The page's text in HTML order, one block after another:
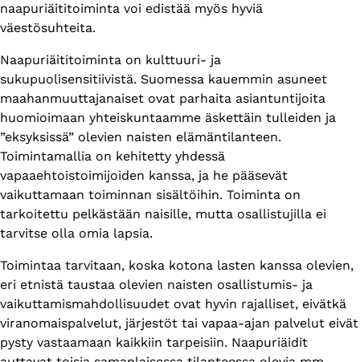
naapuriäititoiminta voi edistää myös hyviä
väestösuhteita.
Naapuriäititoiminta on kulttuuri- ja
sukupuolisensitiivistä. Suomessa kauemmin asuneet
maahanmuuttajanaiset ovat parhaita asiantuntijoita
huomioimaan yhteiskuntaamme äskettäin tulleiden ja
”eksyksissä” olevien naisten elämäntilanteen.
Toimintamallia on kehitetty yhdessä
vapaaehtoistoimijoiden kanssa, ja he pääsevät
vaikuttamaan toiminnan sisältöihin. Toiminta on
tarkoitettu pelkästään naisille, mutta osallistujilla ei
tarvitse olla omia lapsia.
Toimintaa tarvitaan, koska kotona lasten kanssa olevien,
eri etnistä taustaa olevien naisten osallistumis- ja
vaikuttamismahdollisuudet ovat hyvin rajalliset, eivätkä
viranomaispalvelut, järjestöt tai vapaa-ajan palvelut eivät
pysty vastaamaan kaikkiin tarpeisiin. Naapuriäidit